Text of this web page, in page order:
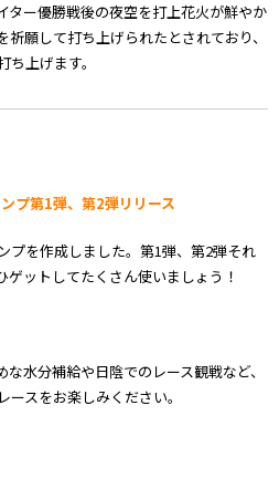
ター優勝戦後の夜空を打上花火が鮮やか
願して打ち上げられたとされており、
上げます。
プ第1弾、第2弾リリース
プを作成しました。第1弾、第2弾それ
ットしてたくさん使いましょう！
水分補給や日陰でのレース観戦など、
スをお楽しみください。